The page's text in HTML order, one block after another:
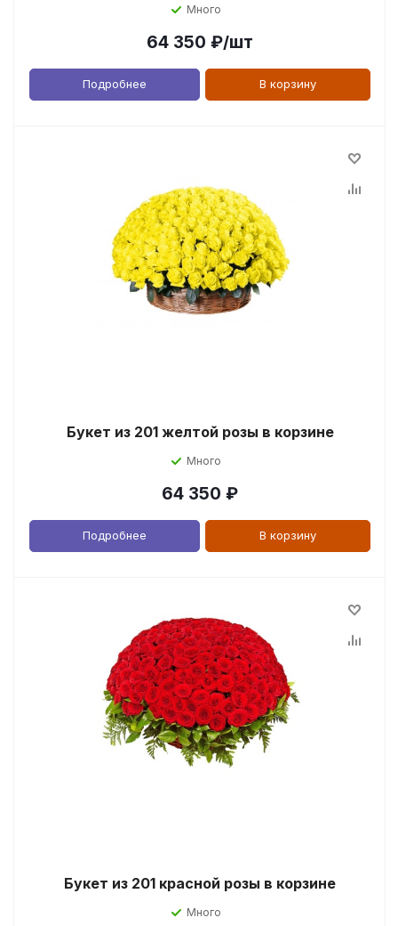
Много
64 350 ₽/шт
Подробнее В корзину
Букет из 201 желтой розы в корзине
Много
64 350 ₽
Подробнее В корзину
Букет из 201 красной розы в корзине
Много